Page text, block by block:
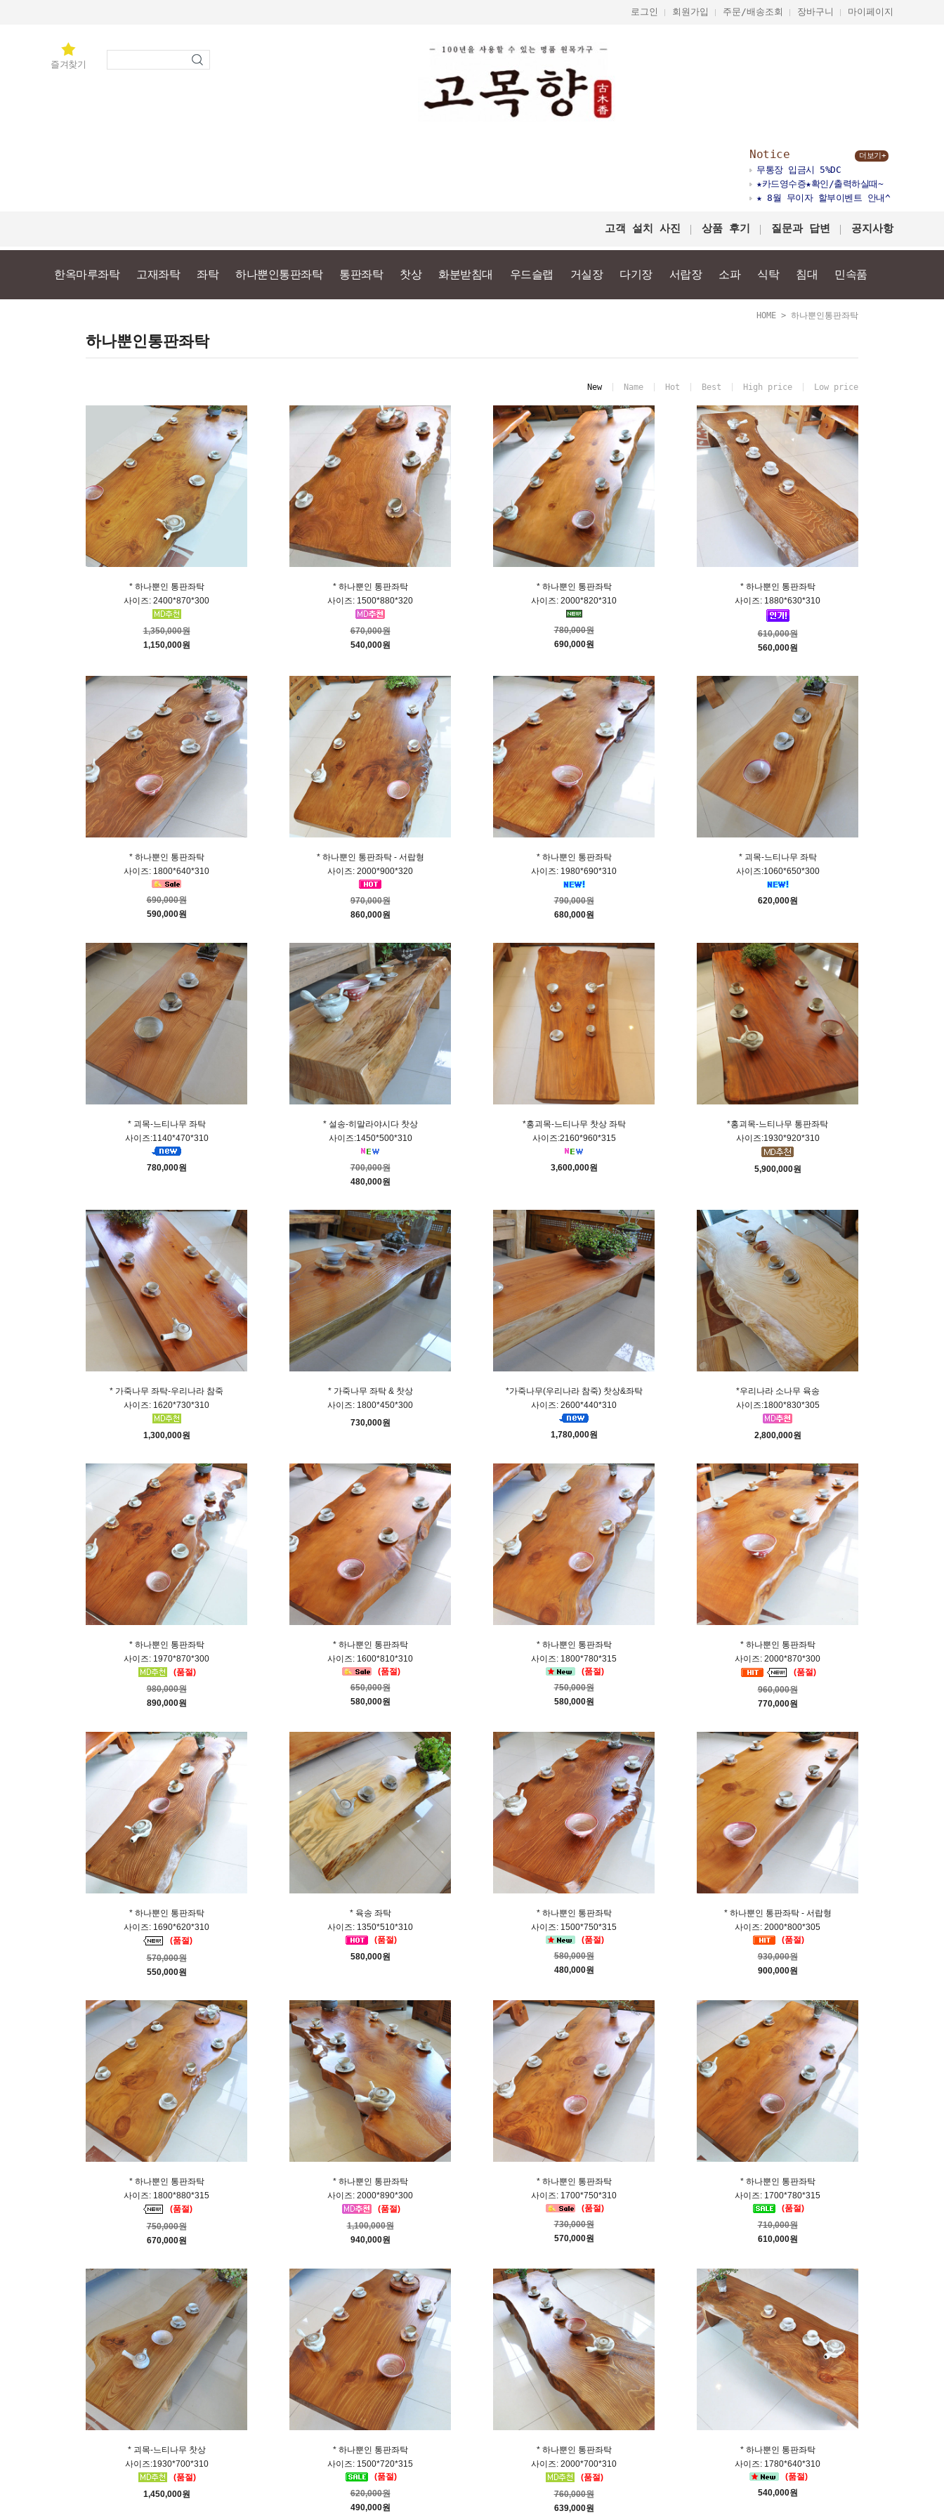
로그인 회원가입 주문/배송조회 장바구니 마이페이지
즐겨찾기
Notice 더보기+
무통장 입금시 5%DC
★카드영수증★확인/출력하실때~
★ 8월 무이자 할부이벤트 안내^
고객 설치 사진 상품 후기 질문과 답변 공지사항
한옥마루좌탁 고재좌탁 좌탁 하나뿐인통판좌탁 통판좌탁 찻상 화분받침대 우드슬랩 거실장 다기장 서랍장 소파 식탁 침대 민속품
HOME > 하나뿐인통판좌탁
하나뿐인통판좌탁
New Name Hot Best High price Low price
* 하나뿐인 통판좌탁
사이즈: 2400*870*300
1,350,000원
1,150,000원
* 하나뿐인 통판좌탁
사이즈: 1500*880*320
670,000원
540,000원
* 하나뿐인 통판좌탁
사이즈: 2000*820*310
780,000원
690,000원
* 하나뿐인 통판좌탁
사이즈: 1880*630*310
610,000원
560,000원
* 하나뿐인 통판좌탁
사이즈: 1800*640*310
690,000원
590,000원
* 하나뿐인 통판좌탁 - 서랍형
사이즈: 2000*900*320
970,000원
860,000원
* 하나뿐인 통판좌탁
사이즈: 1980*690*310
790,000원
680,000원
* 괴목-느티나무 좌탁
사이즈:1060*650*300
620,000원
* 괴목-느티나무 좌탁
사이즈:1140*470*310
780,000원
* 설송-히말라야시다 찻상
사이즈:1450*500*310
700,000원
480,000원
*홍괴목-느티나무 찻상 좌탁
사이즈:2160*960*315
3,600,000원
*홍괴목-느티나무 통판좌탁
사이즈:1930*920*310
5,900,000원
* 가죽나무 좌탁-우리나라 참죽
사이즈: 1620*730*310
1,300,000원
* 가죽나무 좌탁 & 찻상
사이즈: 1800*450*300
730,000원
*가죽나무(우리나라 참죽) 찻상&좌탁
사이즈: 2600*440*310
1,780,000원
*우리나라 소나무 육송
사이즈:1800*830*305
2,800,000원
* 하나뿐인 통판좌탁
사이즈: 1970*870*300
(품절)
980,000원
890,000원
* 하나뿐인 통판좌탁
사이즈: 1600*810*310
(품절)
650,000원
580,000원
* 하나뿐인 통판좌탁
사이즈: 1800*780*315
(품절)
750,000원
580,000원
* 하나뿐인 통판좌탁
사이즈: 2000*870*300
(품절)
960,000원
770,000원
* 하나뿐인 통판좌탁
사이즈: 1690*620*310
(품절)
570,000원
550,000원
* 육송 좌탁
사이즈: 1350*510*310
(품절)
580,000원
* 하나뿐인 통판좌탁
사이즈: 1500*750*315
(품절)
580,000원
480,000원
* 하나뿐인 통판좌탁 - 서랍형
사이즈: 2000*800*305
(품절)
930,000원
900,000원
* 하나뿐인 통판좌탁
사이즈: 1800*880*315
(품절)
750,000원
670,000원
* 하나뿐인 통판좌탁
사이즈: 2000*890*300
(품절)
1,100,000원
940,000원
* 하나뿐인 통판좌탁
사이즈: 1700*750*310
(품절)
730,000원
570,000원
* 하나뿐인 통판좌탁
사이즈: 1700*780*315
(품절)
710,000원
610,000원
* 괴목-느티나무 찻상
사이즈:1930*700*310
(품절)
1,450,000원
* 하나뿐인 통판좌탁
사이즈: 1500*720*315
(품절)
620,000원
490,000원
* 하나뿐인 통판좌탁
사이즈: 2000*700*310
(품절)
760,000원
639,000원
* 하나뿐인 통판좌탁
사이즈: 1780*640*310
(품절)
540,000원